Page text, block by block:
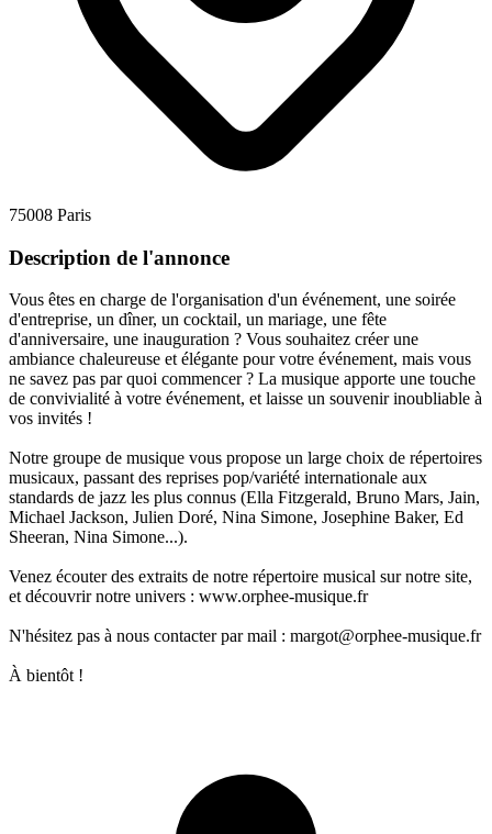
75008 Paris
Description de l'annonce
Vous êtes en charge de l'organisation d'un événement, une soirée
d'entreprise, un dîner, un cocktail, un mariage, une fête
d'anniversaire, une inauguration ? Vous souhaitez créer une
ambiance chaleureuse et élégante pour votre événement, mais vous
ne savez pas par quoi commencer ? La musique apporte une touche
de convivialité à votre événement, et laisse un souvenir inoubliable à
vos invités !
Notre groupe de musique vous propose un large choix de répertoires
musicaux, passant des reprises pop/variété internationale aux
standards de jazz les plus connus (Ella Fitzgerald, Bruno Mars, Jain,
Michael Jackson, Julien Doré, Nina Simone, Josephine Baker, Ed
Sheeran, Nina Simone...).
Venez écouter des extraits de notre répertoire musical sur notre site,
et découvrir notre univers : www.orphee-musique.fr
N'hésitez pas à nous contacter par mail : margot@orphee-musique.fr
À bientôt !